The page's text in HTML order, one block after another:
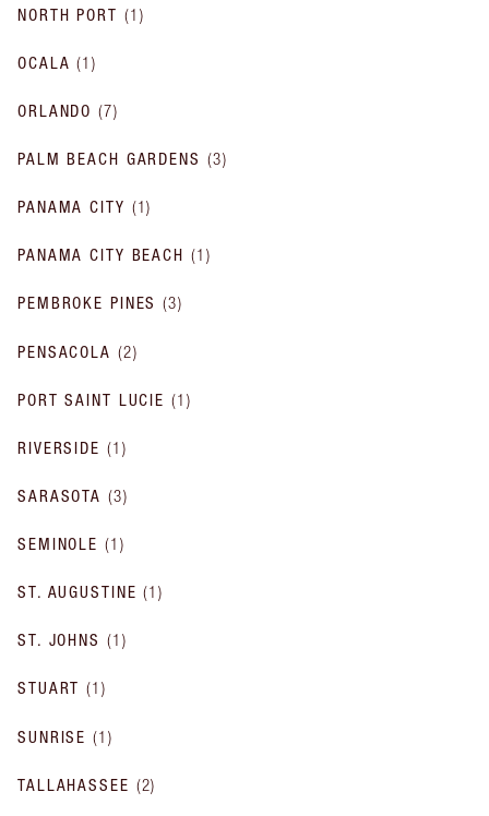
NORTH PORT (1 )
OCALA (1)
ORLANDO (7)
PALM BEACH GARDENS (3)
PANAMA CITY (1)
PANAMA CITY BEACH (1 )
PEMBROKE PINES (3)
PENSACOLA (2)
PORT SAINT LUCIE (1 )
RIVERSIDE (1 )
SARASOTA (3)
SEMINOLE (1 )
ST. AUGUSTINE (1)
ST. JOHNS (1 )
STUART (1)
SUNRISE (1 )
TALLAHASSEE (2)